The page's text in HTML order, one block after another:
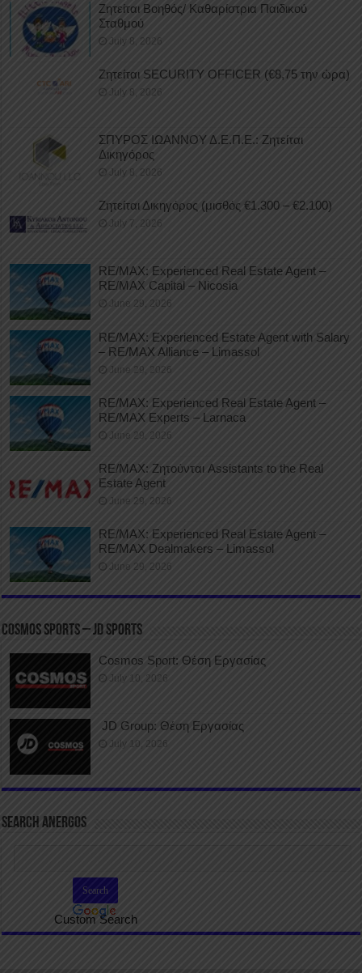
Ζητείται Βοηθός/ Καθαρίστρια Παιδικού
Σταθμού
July 8, 2026
Ζητείται SECURITY OFFICER (€8,75 την ώρα)
July 8, 2026
ΣΠΥΡΟΣ ΙΩΑΝΝΟΥ Δ.Ε.Π.Ε.: Ζητείται
Δικηγόρος
July 8, 2026
Ζητείται Δικηγόρος (μισθός €1.300 – €2.100)
July 7, 2026
RE/MAX: Experienced Real Estate Agent –
RE/MAX Capital – Nicosia
June 29, 2026
RE/MAX: Experienced Estate Agent with Salary
– RE/MAX Alliance – Limassol
June 29, 2026
RE/MAX: Experienced Real Estate Agent –
RE/MAX Experts – Larnaca
June 29, 2026
RE/MAX: Ζητούνται Assistants to the Real
Estate Agent
June 29, 2026
RE/MAX: Experienced Real Estate Agent –
RE/MAX Dealmakers – Limassol
June 29, 2026
COSMOS SPORTS – JD SPORTS
Cosmos Sport: Θέση Εργασίας
July 10, 2026
JD Group: Θέση Εργασίας
July 10, 2026
SEARCH ANERGOS
Custom Search